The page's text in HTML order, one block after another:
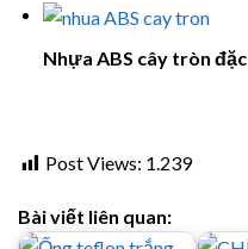
Nhựa ABS cây tròn đặc
Post Views: 1.239
Bài viết liên quan: